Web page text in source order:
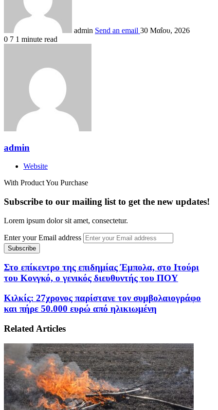
admin Send an email 30 Μαΐου, 2026
0 7 1 minute read
admin
Website
With Product You Purchase
Subscribe to our mailing list to get the new updates!
Lorem ipsum dolor sit amet, consectetur.
Enter your Email address
Στο επίκεντρο της επιδημίας Έμπολα, στο Ιτούρι
του Κονγκό, ο γενικός διευθυντής του ΠΟΥ
Κιλκίς: 27χρονος παρίστανε τον συμβολαιογράφο
και πήρε 50.000 ευρώ από ηλικιωμένη
Related Articles